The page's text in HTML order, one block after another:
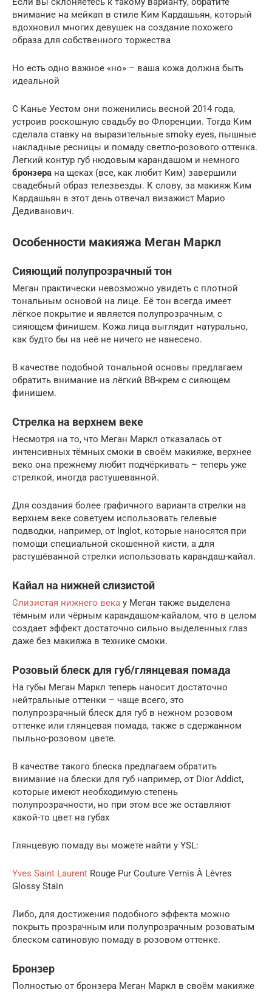
внимание на мейкап в стиле Ким Кардашьян, который
вдохновил многих девушек на создание похожего
образа для собственного торжества
Но есть одно важное «но» – ваша кожа должна быть
идеальной
С Канье Уестом они поженились весной 2014 года,
устроив роскошную свадьбу во Флоренции. Тогда Ким
сделала ставку на выразительные smoky eyes, пышные
накладные ресницы и помаду светло-розового оттенка.
Легкий контур губ нюдовым карандашом и немного
бронзера на щеках (все, как любит Ким) завершили
свадебный образ телезвезды. К слову, за макияж Ким
Кардашьян в этот день отвечал визажист Марио
Дедиванович.
Особенности макияжа Меган Маркл
Сияющий полупрозрачный тон
Меган практически невозможно увидеть с плотной
тональным основой на лице. Её тон всегда имеет
лёгкое покрытие и является полупрозрачным, с
сияющем финишем. Кожа лица выглядит натурально,
как будто бы на неё не ничего не нанесено.
В качестве подобной тональной основы предлагаем
обратить внимание на лёгкий BB-крем с сияющем
финишем.
Стрелка на верхнем веке
Несмотря на то, что Меган Маркл отказалась от
интенсивных тёмных смоки в своём макияже, верхнее
веко она прежнему любит подчёркивать – теперь уже
стрелкой, иногда растушеванной.
Для создания более графичного варианта стрелки на
верхнем веке советуем использовать гелевые
подводки, например, от Inglot, которые наносятся при
помощи специальной скошенной кисти, а для
растушёванной стрелки использовать карандаш-кайал.
Кайал на нижней слизистой
Слизистая нижнего века у Меган также выделена
тёмным или чёрным карандашом-кайалом, что в целом
создает эффект достаточно сильно выделенных глаз
даже без макияжа в технике смоки.
Розовый блеск для губ/глянцевая помада
На губы Меган Маркл теперь наносит достаточно
нейтральные оттенки – чаще всего, это
полупрозрачный блеск для губ в нежном розовом
оттенке или глянцевая помада, также в сдержанном
пыльно-розовом цвете.
В качестве такого блеска предлагаем обратить
внимание на блески для губ например, от Dior Addict,
которые имеют необходимую степень
полупрозрачности, но при этом все же оставляют
какой-то цвет на губах
Глянцевую помаду вы можете найти у YSL:
Yves Saint Laurent Rouge Pur Couture Vernis À Lèvres
Glossy Stain
Либо, для достижения подобного эффекта можно
покрыть прозрачным или полупрозрачным розоватым
блеском сатиновую помаду в розовом оттенке.
Бронзер
Полностью от бронзера Меган Маркл в своём макияже